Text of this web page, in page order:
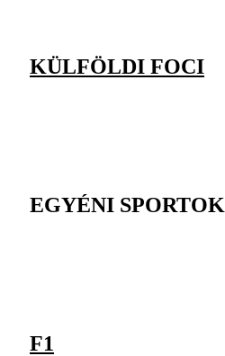
KÜLFÖLDI FOCI
EGYÉNI SPORTOK
F1